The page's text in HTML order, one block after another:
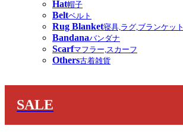
Hat帽子
Beltベルト
Rug Blanket寝具,ラグ,ブランケット
Bandanaバンダナ
Scarfマフラー,スカーフ
Others古着雑貨
SALE